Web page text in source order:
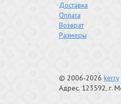
Доставка
Оплата
Возврат
Размеры
© 2006-2026 kerry
Адрес. 123592, г.